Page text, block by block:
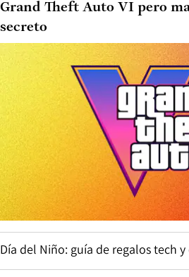
Grand Theft Auto VI pero
secreto
Día del Niño: guía de regalos tech